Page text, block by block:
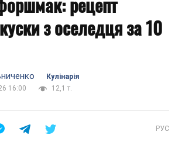
з оселедця за 10
Кулінарія
16:00
12,1 т.
РУС